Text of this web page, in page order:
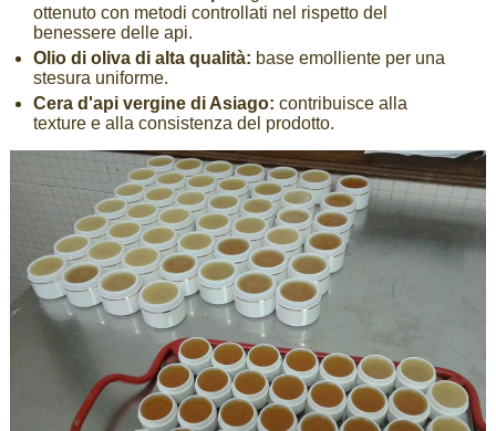
ottenuto con metodi controllati nel rispetto del
benessere delle api.
Olio di oliva di alta qualità: base emolliente per una
stesura uniforme.
Cera d'api vergine di Asiago: contribuisce alla
texture e alla consistenza del prodotto.